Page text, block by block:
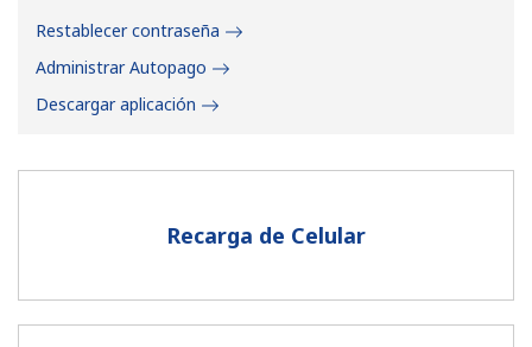
Recarga de Celular
Restablecer contraseña
Administrar Autopago
Descargar aplicación